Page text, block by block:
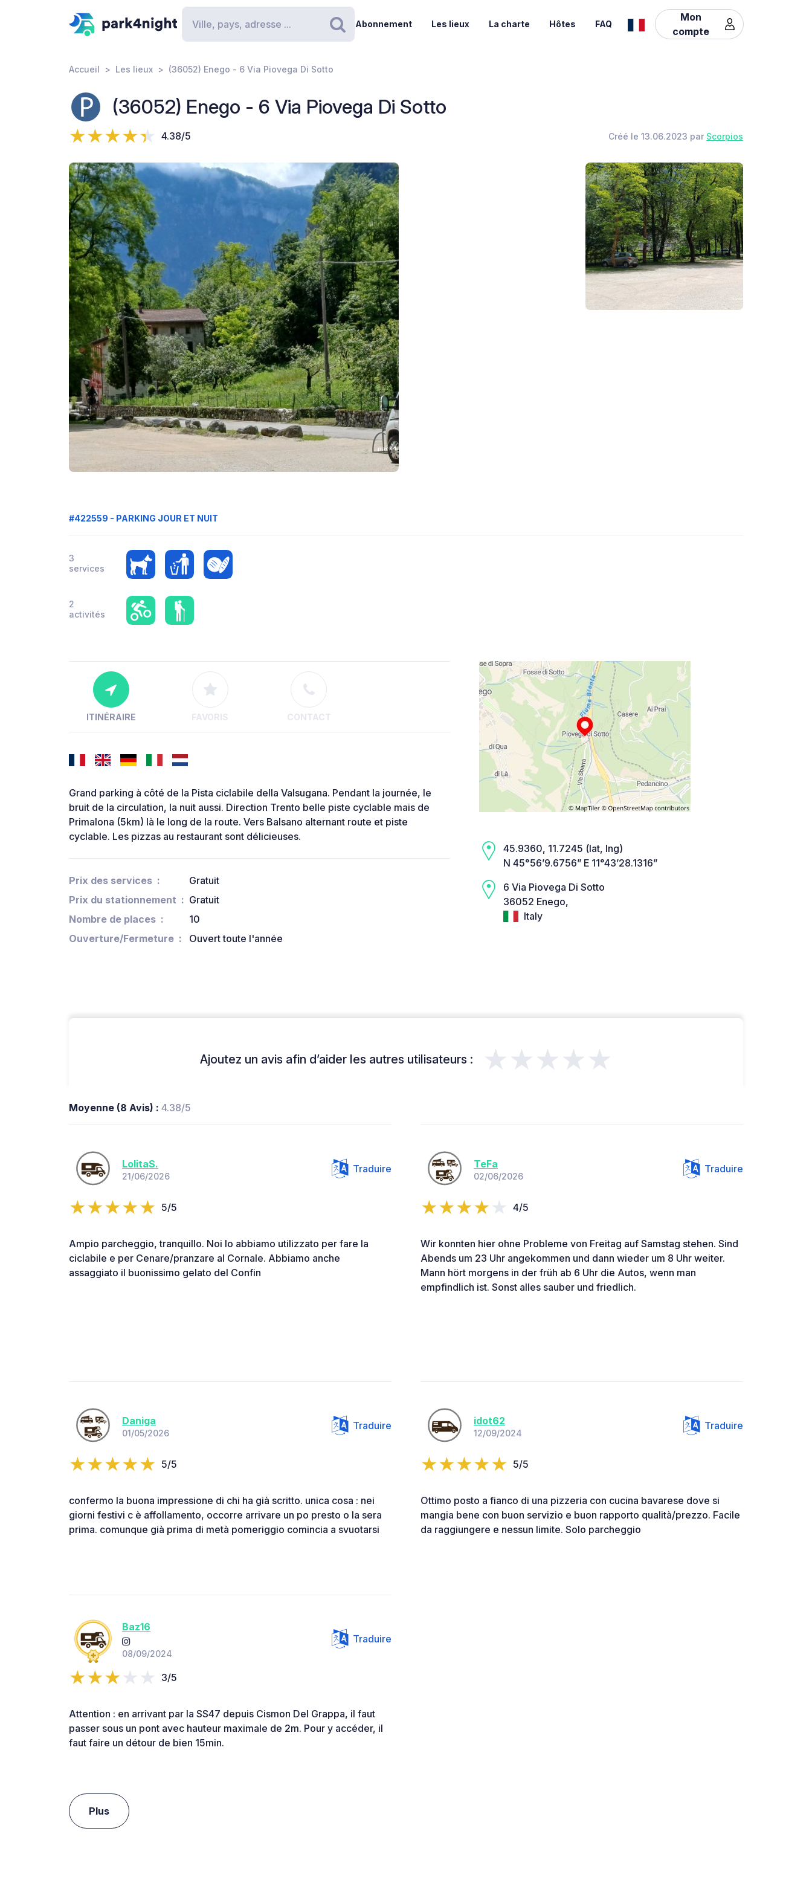
Rechercher
Abonnement Les lieux La charte Hôtes FAQ
Mon
compte
Accueil Les lieux (36052) Enego - 6 Via Piovega Di Sotto
(36052) Enego - 6 Via Piovega Di Sotto
4.38/5 Créé le 13.06.2023 par Scorpios
#422559 - PARKING JOUR ET NUIT
3
services
2
activités
ITINÉRAIRE FAVORIS CONTACT
Grand parking à côté de la Pista ciclabile della Valsugana. Pendant la journée, le
bruit de la circulation, la nuit aussi. Direction Trento belle piste cyclable mais de
Primalona (5km) là le long de la route. Vers Balsano alternant route et piste
cyclable. Les pizzas au restaurant sont délicieuses.
Prix des services
Gratuit
Prix du stationnement
Gratuit
Nombre de places
10
Ouverture/Fermeture
Ouvert toute l'année
45.9360, 11.7245 (lat, lng)
N 45°56’9.6756” E 11°43’28.1316”
6 Via Piovega Di Sotto
36052 Enego,
Italy
Ajoutez un avis afin d’aider les autres utilisateurs : ★★★★★
Moyenne (8 Avis) : 4.38/5
LolitaS.
21/06/2026
Traduire
5/5
Ampio parcheggio, tranquillo. Noi lo abbiamo utilizzato per fare la
ciclabile e per Cenare/pranzare al Cornale. Abbiamo anche
assaggiato il buonissimo gelato del Confin
TeFa
02/06/2026
Traduire
4/5
Wir konnten hier ohne Probleme von Freitag auf Samstag stehen. Sind
Abends um 23 Uhr angekommen und dann wieder um 8 Uhr weiter.
Mann hört morgens in der früh ab 6 Uhr die Autos, wenn man
empfindlich ist. Sonst alles sauber und friedlich.
Daniga
01/05/2026
Traduire
5/5
confermo la buona impressione di chi ha già scritto. unica cosa : nei
giorni festivi c è affollamento, occorre arrivare un po presto o la sera
prima. comunque già prima di metà pomeriggio comincia a svuotarsi
idot62
12/09/2024
Traduire
5/5
Ottimo posto a fianco di una pizzeria con cucina bavarese dove si
mangia bene con buon servizio e buon rapporto qualità/prezzo. Facile
da raggiungere e nessun limite. Solo parcheggio
Baz16
08/09/2024
Traduire
3/5
Attention : en arrivant par la SS47 depuis Cismon Del Grappa, il faut
passer sous un pont avec hauteur maximale de 2m. Pour y accéder, il
faut faire un détour de bien 15min.
Plus